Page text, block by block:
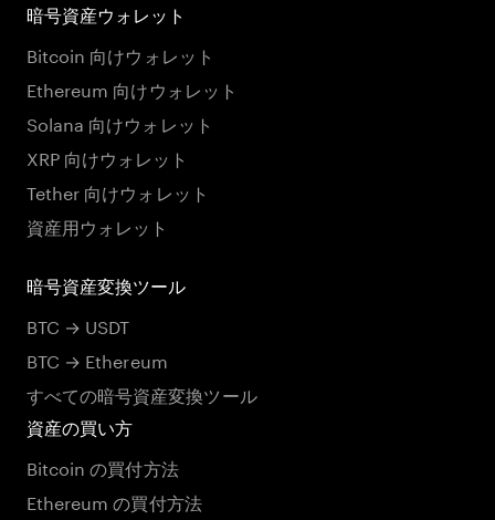
暗号資産ウォレット
Bitcoin 向けウォレット
Ethereum 向けウォレット
Solana 向けウォレット
XRP 向けウォレット
Tether 向けウォレット
資産用ウォレット
暗号資産変換ツール
BTC → USDT
BTC → Ethereum
すべての暗号資産変換ツール
資産の買い方
Bitcoin の買付方法
Ethereum の買付方法